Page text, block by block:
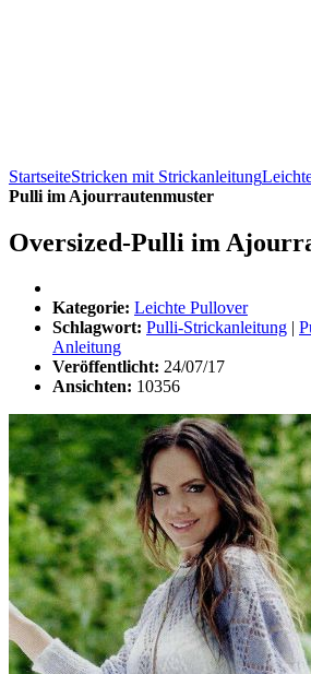
StartseiteStricken mit Strickanleitung
Pulli im Ajourrautenmuster
Oversized-Pulli im
Kategorie: Leichte Pullover
Schlagwort: Pulli-Strickanleitung
Anleitung
Veröffentlicht: 24/07/17
Ansichten: 10356